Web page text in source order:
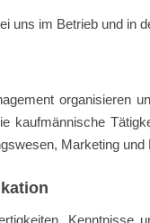
uns im Betrieb und in
organisieren
kaufmännische
Marketing und
Kenntnisse